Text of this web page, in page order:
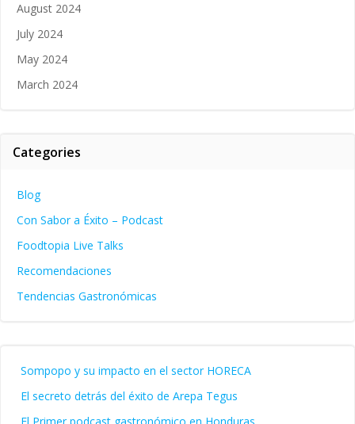
August 2024
July 2024
May 2024
March 2024
Categories
Blog
Con Sabor a Éxito – Podcast
Foodtopia Live Talks
Recomendaciones
Tendencias Gastronómicas
Sompopo y su impacto en el sector HORECA
El secreto detrás del éxito de Arepa Tegus